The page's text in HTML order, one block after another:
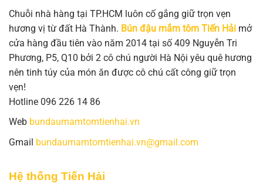
Chuỗi nhà hàng tại TP.HCM luôn cố gắng giữ trọn vẹn
hương vị từ đất Hà Thành. Bún đậu mắm tôm Tiến Hải mở
cửa hàng đầu tiên vào năm 2014 tại số 409 Nguyễn Tri
Phương, P5, Q10 bởi 2 cô chú người Hà Nội yêu quê hương
nên tinh túy của món ăn được cô chú cất công giữ trọn
vẹn!
Hotline 096 226 14 86
Web bundaumamtomtienhai.vn
Gmail bundaumamtomtienhai.vn@gmail.com
Hệ thống Tiến Hải